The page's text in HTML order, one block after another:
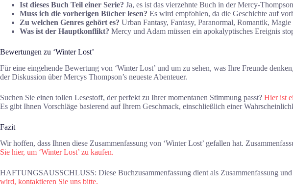
Ist dieses Buch Teil einer Serie? Ja, es ist das vierzehnte Buch in der Mercy-
Muss ich die vorherigen Bücher lesen? Es wird empfohlen, da die Geschichte auf
Zu welchen Genres gehört es? Urban Fantasy, Fantasy, Paranormal, Romantik,
Was ist der Hauptkonflikt? Mercy und Adam müssen ein apokalyptisches Ereignis
Bewertungen zu ‘Winter Lost’
Für eine eingehende Bewertung von ‘Winter Lost’ und um zu sehen, was Ihre Freunde
der Diskussion über Mercys Thompson’s neueste Abenteuer.
Suchen Sie einen tollen Lesestoff, der perfekt zu Ihrer momentanen Stimmung passt? Hier ist
Es gibt Ihnen Vorschläge basierend auf Ihrem Geschmack, einschließlich einer
Fazit
Wir hoffen, dass Ihnen diese Zusammenfassung von ‘Winter Lost’ gefallen hat.
Sie hier, um ‘Winter Lost’ zu kaufen.
HAFTUNGSAUSSCHLUSS: Diese Buchzusammenfassung dient als Zusammenfassung
wird, kontaktieren Sie uns bitte.